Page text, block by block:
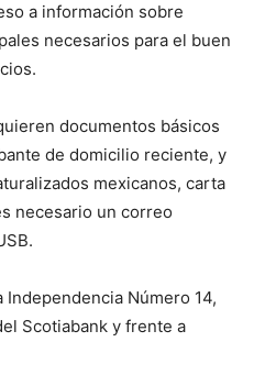
a información sobre
necesarios para el buen
documentos básicos
de domicilio reciente, y
mexicanos, carta
necesario un correo
Independencia Número 14,
Scotiabank y frente a